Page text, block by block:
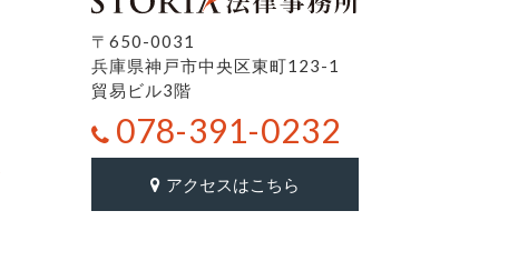
〒650-0031
兵庫県神戸市中央区東町123-1
貿易ビル3階
078-391-0232
アクセスはこちら